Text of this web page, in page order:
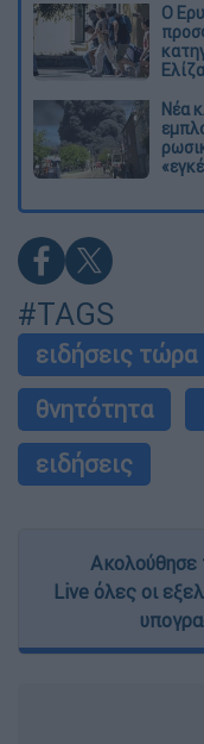
Ο
Νέα
#TAGS
ειδήσεις τώρα
θνητότητα
ειδήσεις
Ακολούθησε
Live όλες οι